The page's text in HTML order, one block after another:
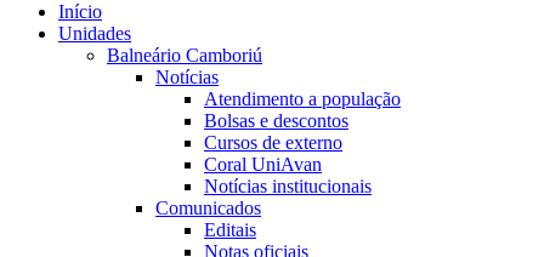
Início
Unidades
Balneário Camboriú
Notícias
Atendimento a população
Bolsas e descontos
Cursos de externo
Coral UniAvan
Notícias institucionais
Comunicados
Editais
Notas oficiais